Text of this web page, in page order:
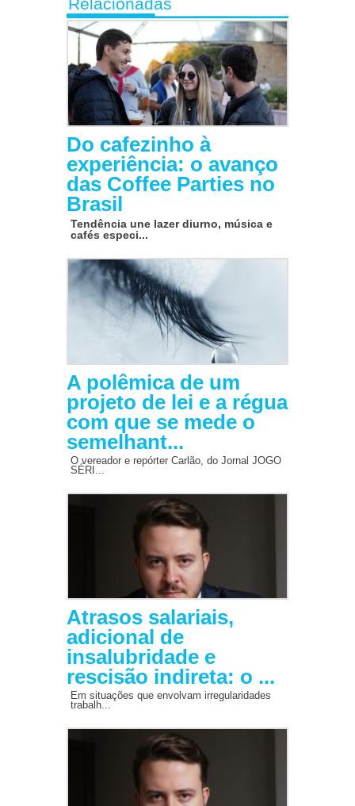
Do cafezinho à
experiência: o avanço
das Coffee Parties no
Brasil
Tendência une lazer diurno, música e
cafés especi...
A polêmica de um
projeto de lei e a régua
com que se mede o
semelhant...
O vereador e repórter Carlão, do Jornal JOGO
SÉRI...
Atrasos salariais,
adicional de
insalubridade e
rescisão indireta: o ...
Em situações que envolvam irregularidades
trabalh...